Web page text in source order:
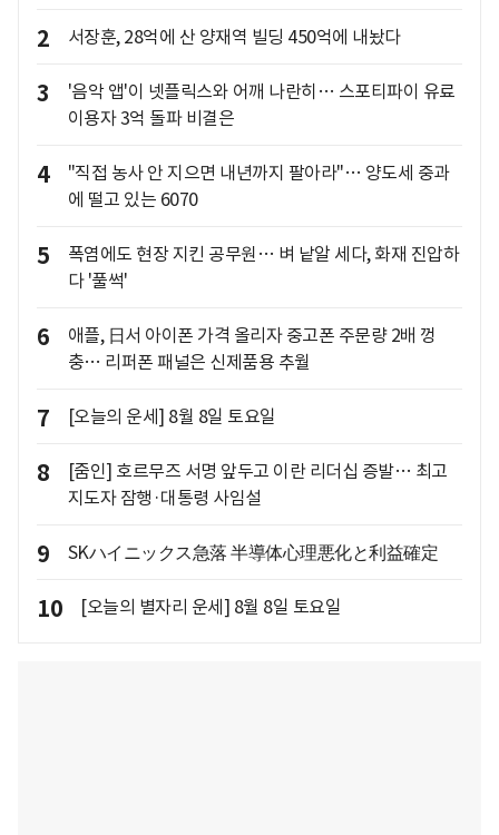
2 서장훈, 28억에 산 양재역 빌딩 450억에 내놨다
3
'음악 앱'이 넷플릭스와 어깨 나란히… 스포티파이 유료
이용자 3억 돌파 비결은
4
"직접 농사 안 지으면 내년까지 팔아라"… 양도세 중과
에 떨고 있는 6070
5
폭염에도 현장 지킨 공무원… 벼 낱알 세다, 화재 진압하
다 '풀썩'
6
애플, 日서 아이폰 가격 올리자 중고폰 주문량 2배 껑
충… 리퍼폰 패널은 신제품용 추월
7 [오늘의 운세] 8월 8일 토요일
8
[줌인] 호르무즈 서명 앞두고 이란 리더십 증발… 최고
지도자 잠행·대통령 사임설
9 SKハイニックス急落 半導体心理悪化と利益確定
10 [오늘의 별자리 운세] 8월 8일 토요일